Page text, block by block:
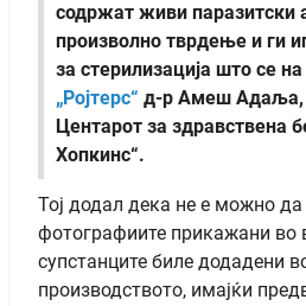
содржат живи паразитски
произволно тврдење и ги
за стерилизација што се
„Ројтерс“ д-р Амеш Адаља,
Центарот за здравствена
Хопкинс“.
Тој додал дека не е можно
фотографиите прикажани во
супстанците биле додадени
производството, имајќи